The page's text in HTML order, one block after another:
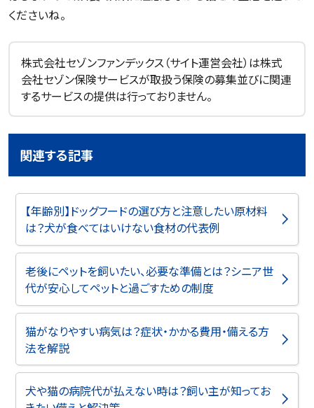
くださいね。
株式会社セゾンファンデックス（サイト運営会社）は株式
会社セゾン保険サービスが取扱う保険の募集並びに関連
するサービスの提供は行っておりません。
関連する記事
【年齢別】ドッグフードの選び方と注意したい原材料
は？犬が食べてはいけない食材の代表例
老後にペットを飼いたい、必要な準備とは？シニア世
代が安心してペットと過ごすための制度
猫がなりやすい病気は？症状・かかる費用・備える方
法を解説
犬や猫の病院代が払えない時は？飼い主が知ってお